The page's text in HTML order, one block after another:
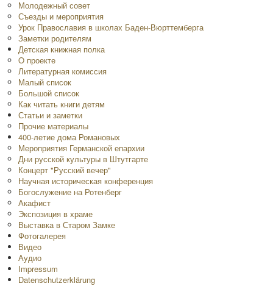
Молодежный совет
Съезды и мероприятия
Урок Православия в школах Баден-Вюрттемберга
Заметки родителям
Детская книжная полка
O проекте
Литературная комиссия
Малый список
Большой список
Как читать книги детям
Статьи и заметки
Прочие материалы
400-летие дома Романовых
Мероприятия Германской епархии
Дни русской культуры в Штутгарте
Концерт "Русский вечер"
Научная историческая конференция
Богослужение на Ротенберг
Акафист
Экспозиция в храме
Выставка в Старом Замке
Фотогалерея
Видео
Аудио
Impressum
Datenschutzerklärung